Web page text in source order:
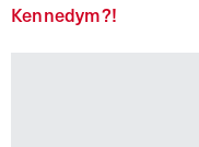
Kennedym?!